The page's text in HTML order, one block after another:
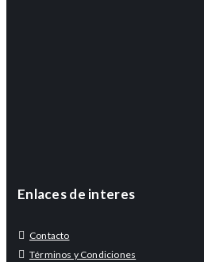
Enlaces de interes
Contacto
Términos y Condiciones